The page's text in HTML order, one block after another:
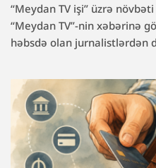
“Meydan TV işi” üzrə
“Meydan TV”-nin xəbərinə
həbsdə olan jurnalistlərdən